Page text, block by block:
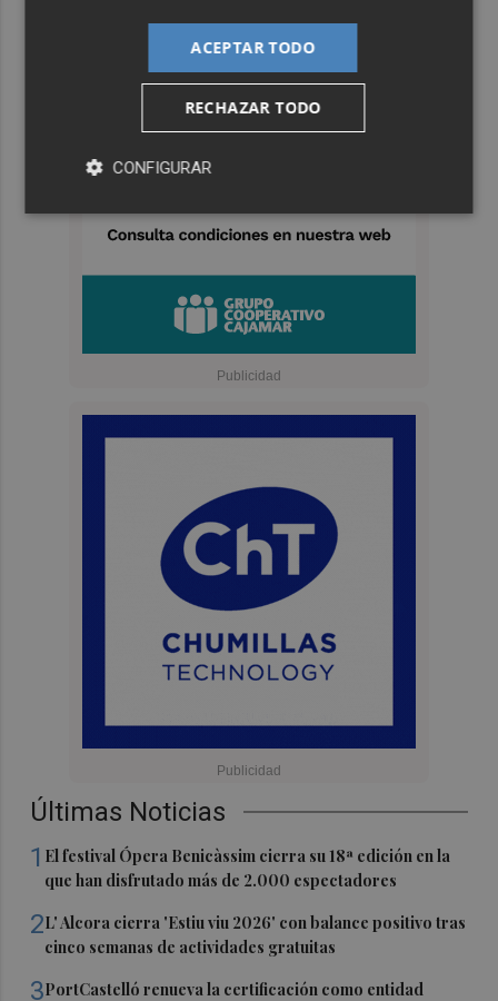
Últimas Noticias
1 El festival Ópera Benicàssim cierra su 18ª edición en la
que han disfrutado más de 2.000 espectadores
2L' Alcora cierra 'Estiu viu 2026' con balance positivo tras
cinco semanas de actividades gratuitas
3PortCastelló renueva la certificación como entidad
ACEPTAR TODO
RECHAZAR TODO
CONFIGURAR